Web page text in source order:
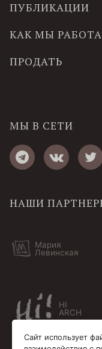
ПУБЛИКАЦИИ
КАК МЫ
ПРОДАТЬ
МЫ В СЕТИ
НАШИ
Мария
Левинская
HI
ARCH
Сайт использует